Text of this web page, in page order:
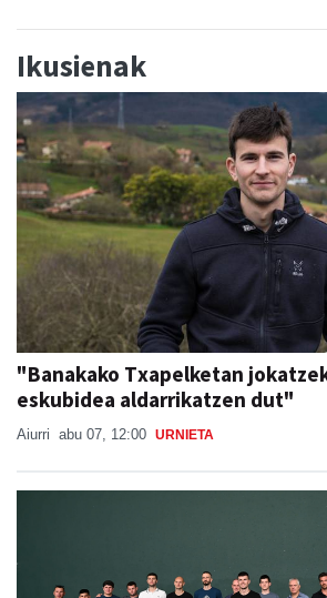
Ikusienak
"Banakako Txapelketan
eskubidea aldarrikatzen dut"
Aiurri abu 07, 12:00 URNIETA